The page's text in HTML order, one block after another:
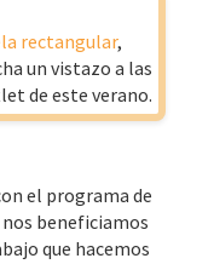
rectangular,
un vistazo a las
de este verano.
el programa de
beneficiamos
que hacemos